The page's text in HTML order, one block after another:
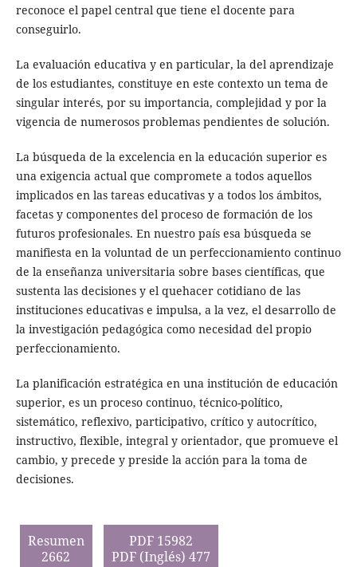
reconoce el papel central que tiene el docente para
conseguirlo.
La evaluación educativa y en particular, la del aprendizaje
de los estudiantes, constituye en este contexto un tema de
singular interés, por su importancia, complejidad y por la
vigencia de numerosos problemas pendientes de solución.
La búsqueda de la excelencia en la educación superior es
una exigencia actual que compromete a todos aquellos
implicados en las tareas educativas y a todos los ámbitos,
facetas y componentes del proceso de formación de los
futuros profesionales. En nuestro país esa búsqueda se
manifiesta en la voluntad de un perfeccionamiento continuo
de la enseñanza universitaria sobre bases científicas, que
sustenta las decisiones y el quehacer cotidiano de las
instituciones educativas e impulsa, a la vez, el desarrollo de
la investigación pedagógica como necesidad del propio
perfeccionamiento.
La planificación estratégica en una institución de educación
superior, es un proceso continuo, técnico-político,
sistemático, reflexivo, participativo, crítico y autocrítico,
instructivo, flexible, integral y orientador, que promueve el
cambio, y precede y preside la acción para la toma de
decisiones.
Resumen
2662
PDF 15982
PDF (Inglés) 477